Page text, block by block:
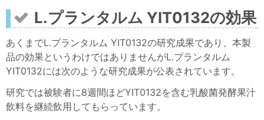
L.プランタルム YIT0132の効果
あくまでL.プランタルム YIT0132の研究成果であり、本製
品の効果というわけではありませんがL.プランタルム
YIT0132には次のような研究成果が公表されています。
研究では被験者に8週間ほどYIT0132を含む乳酸菌発酵果汁
飲料を継続飲用してもらっています。